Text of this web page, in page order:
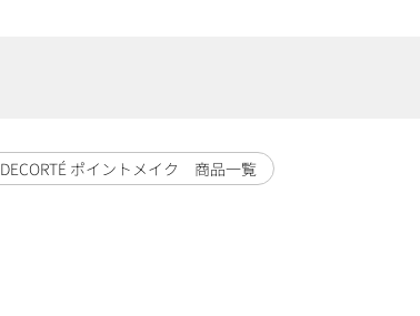
DECORTÉ ポイントメイク 商品一覧